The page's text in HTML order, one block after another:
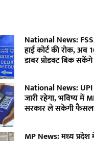
National News:
हाई कोर्ट की रोक, अब
डाबर प्रोडक्ट बिक सकेंगे
National News: UPI
जारी रहेगा, भविष्य में
सरकार ले सकेगी
MP News: मध्य